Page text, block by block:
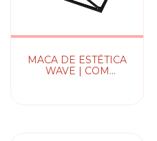
MACA DE ESTÉTICA
WAVE | COM